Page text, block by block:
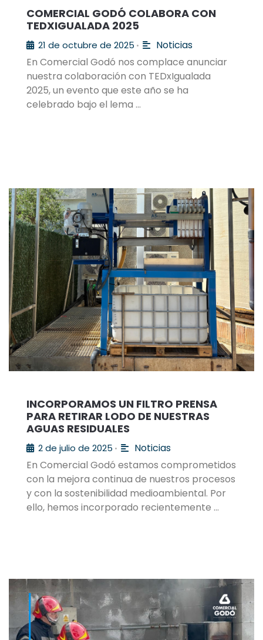
COMERCIAL GODÓ COLABORA CON
TEDXIGUALADA 2025
21 de octubre de 2025 •
Noticias
En Comercial Godó nos complace anunciar
nuestra colaboración con TEDxIgualada
2025, un evento que este año se ha
celebrado bajo el lema …
INCORPORAMOS UN FILTRO PRENSA
PARA RETIRAR LODO DE NUESTRAS
AGUAS RESIDUALES
2 de julio de 2025 •
Noticias
En Comercial Godó estamos comprometidos
con la mejora continua de nuestros procesos
y con la sostenibilidad medioambiental. Por
ello, hemos incorporado recientemente …